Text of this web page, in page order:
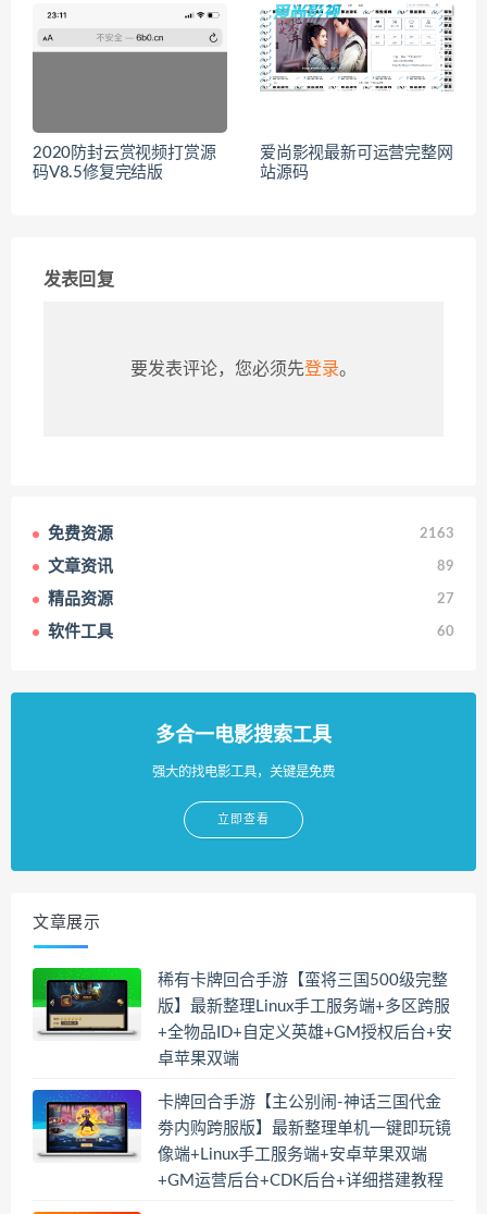
2020防封云赏视频打赏源
码V8.5修复完结版
爱尚影视最新可运营完整网
站源码
发表回复
要发表评论，您必须先登录。
免费资源 2163
文章资讯 89
精品资源 27
软件工具 60
多合一电影搜索工具
强大的找电影工具，关键是免费
立即查看
文章展示
稀有卡牌回合手游【蛮将三国500级完整
版】最新整理Linux手工服务端+多区跨服
+全物品ID+自定义英雄+GM授权后台+安
卓苹果双端
卡牌回合手游【主公别闹-神话三国代金
劵内购跨服版】最新整理单机一键即玩镜
像端+Linux手工服务端+安卓苹果双端
+GM运营后台+CDK后台+详细搭建教程